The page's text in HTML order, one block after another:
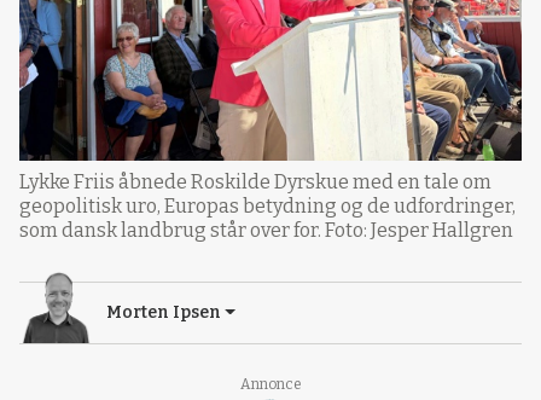
Annonce
Lykke Friis åbnede Roskilde Dyrskue med en tale om
geopolitisk uro, Europas betydning og de udfordringer,
som dansk landbrug står over for. Foto: Jesper Hallgren
Morten Ipsen